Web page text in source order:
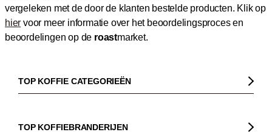
vergeleken met de door de klanten bestelde producten. Klik op
hier voor meer informatie over het beoordelingsproces en
beoordelingen op de roastmarket.
TOP KOFFIE CATEGORIEËN
Koffiebonen
TOP KOFFIEBRANDERIJEN